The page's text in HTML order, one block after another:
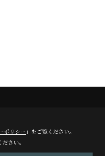
Reserved.
ポリシー 」をご覧ください。
さい。